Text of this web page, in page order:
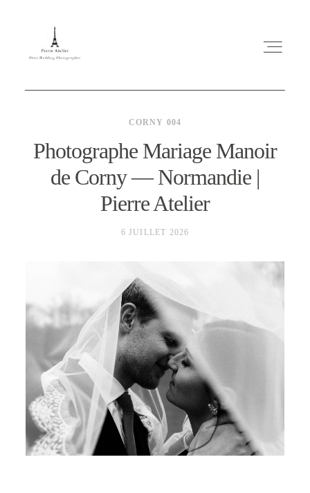
ABOUT ME
ENGLISH
CONTACT
CORNY 004
Photographe Mariage Manoir
de Corny — Normandie |
Pierre Atelier
6 JUILLET 2026